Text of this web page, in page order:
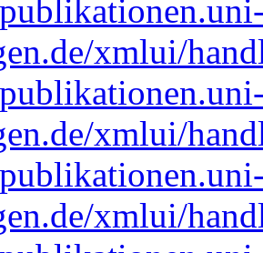
xmlui/
xmlui/
xmlui/